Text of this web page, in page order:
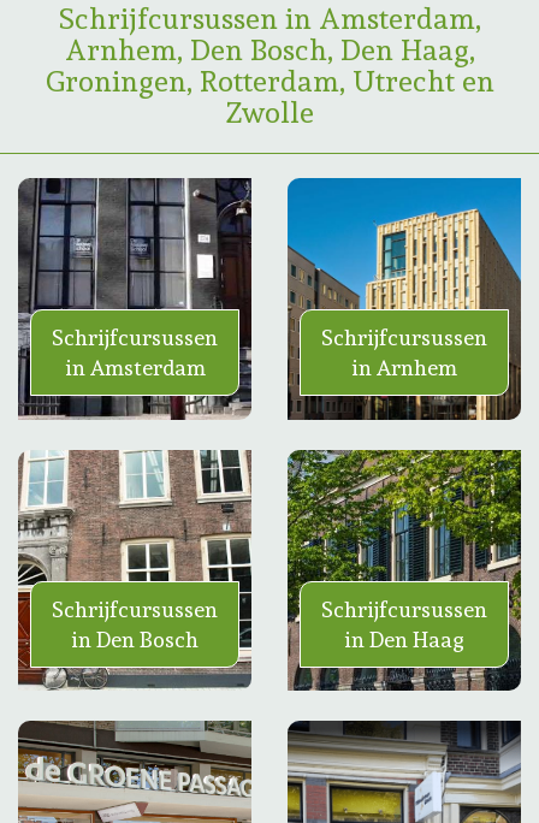
Schrijfcursussen in Amsterdam,
Arnhem, Den Bosch, Den Haag,
Groningen, Rotterdam, Utrecht en
Zwolle
Schrijfcursussen
in Amsterdam
Schrijfcursussen
in Arnhem
Schrijfcursussen
in Den Bosch
Schrijfcursussen
in Den Haag